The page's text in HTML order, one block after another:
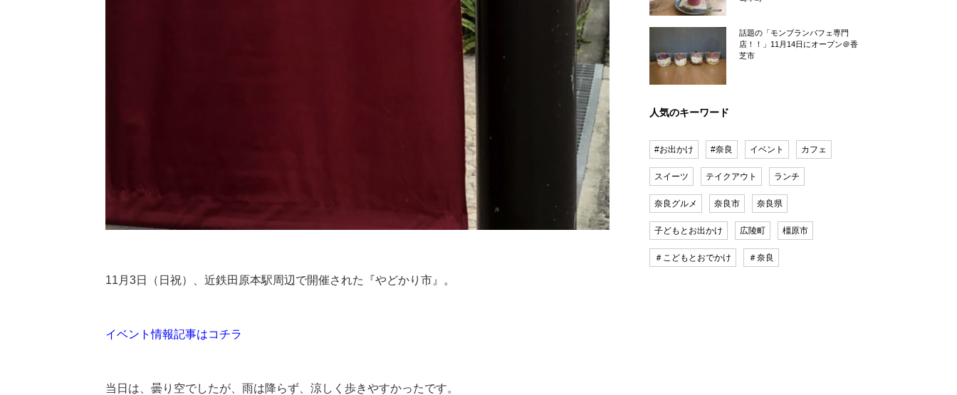
11月3日（日祝）、近鉄田原本駅周辺で開催された『やどかり市』。
イベント情報記事はコチラ
当日は、曇り空でしたが、雨は降らず、涼しく歩きやすかったです。
話題の「モンブランパフェ専門
店！！」11月14日にオープン＠香
芝市
人気のキーワード
#お出かけ #奈良 イベント カフェ
スイーツ テイクアウト ランチ
奈良グルメ 奈良市 奈良県
子どもとお出かけ 広陵町 橿原市
＃こどもとおでかけ ＃奈良